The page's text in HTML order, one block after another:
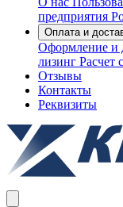
предприятия
Оплата и
Оформление и
лизинг Расчет
Отзывы
Контакты
Реквизиты